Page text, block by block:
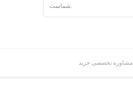
شماست.
مشاوره تخصصی خرید